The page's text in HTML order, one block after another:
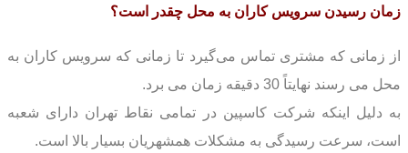
زمان رسیدن سرویس کاران به محل چقدر است؟
از زمانی که مشتری تماس می‌گیرد تا زمانی که سرویس کاران به
محل می رسند نهایتاً 30 دقیقه زمان می برد.
به دلیل اینکه شرکت کاسپین در تمامی نقاط تهران دارای شعبه
است، سرعت رسیدگی به مشکلات همشهریان بسیار بالا است.